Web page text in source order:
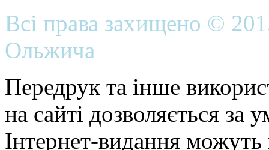
Всі права захищено ©
Ольжича
Передрук та інше
на сайті дозволяється
Інтернет-видання можуть